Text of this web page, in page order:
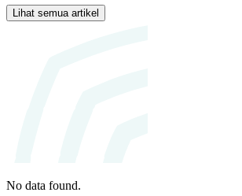
Lihat semua artikel
No data found.